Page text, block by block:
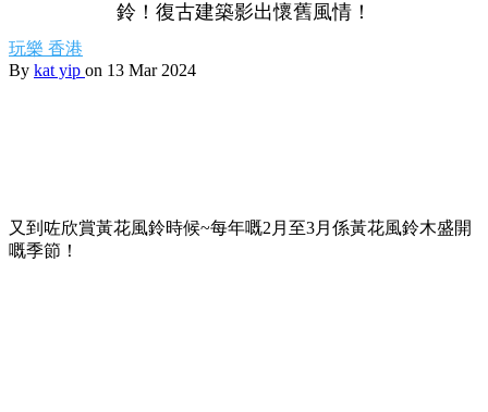
鈴！復古建築影出懷舊風情！
玩樂 香港
By kat yip on 13 Mar 2024
又到咗欣賞黃花風鈴時候~每年嘅2月至3月係黃花風鈴木盛開
嘅季節！